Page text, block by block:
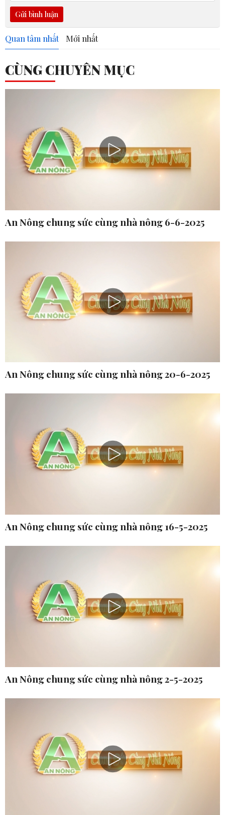
Gửi bình luận
Quan tâm nhất Mới nhất
CÙNG CHUYÊN MỤC
An Nông chung sức cùng nhà nông 6-6-2025
An Nông chung sức cùng nhà nông 20-6-2025
An Nông chung sức cùng nhà nông 16-5-2025
An Nông chung sức cùng nhà nông 2-5-2025